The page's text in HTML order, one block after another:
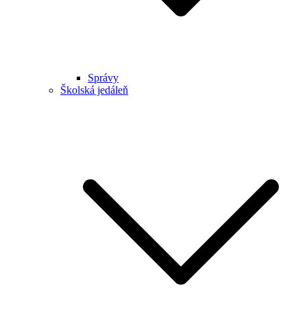
Správy
Školská jedáleň